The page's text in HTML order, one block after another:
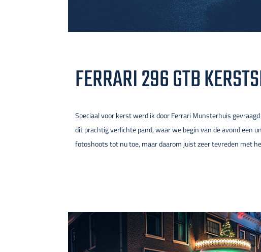
FERRARI 296 GTB
Speciaal voor kerst werd ik door Ferrari Munsterhuis
dit prachtig verlichte pand, waar we begin van de avond een
fotoshoots tot nu toe, maar daarom juist zeer tevreden met